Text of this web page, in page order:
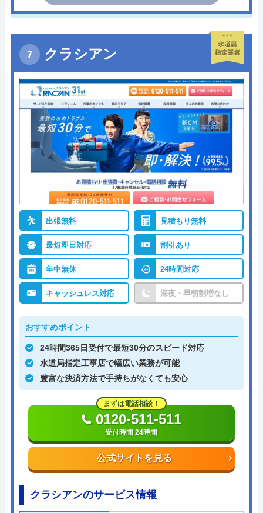
クラシアン
出張無料 見積もり無料
最短即日対応 割引あり
年中無休 24時間対応
キャッシュレス対応 深夜・早朝割増なし
おすすめポイント
24時間365日受付で最短30分のスピード対応
水道局指定工事店で幅広い業務が可能
豊富な決済方法で手持ちがなくても安心
公式サイトを見る
まずは電話相談！
0120-511-511
受付時間 24時間
クラシアンのサービス情報